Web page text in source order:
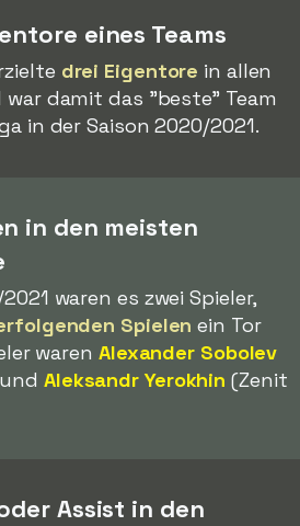
eines Teams
drei Eigentore in allen
war damit das "beste" Team
in der Saison 2020/2021.
in den meisten
waren es zwei Spieler,
Spielen ein Tor
waren Alexander Sobolev
Aleksandr Yerokhin (Zenit
Assist in den